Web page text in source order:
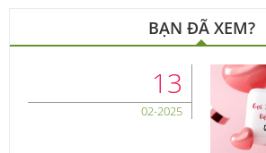
BẠN ĐÃ XEM?
13
02-2025